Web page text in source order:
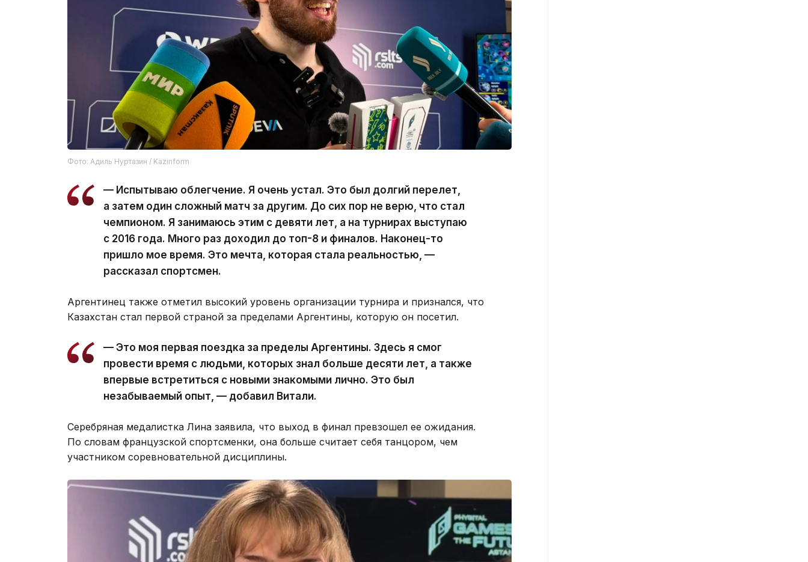
Фото: Адиль Нуртазин / Kazinform
— Испытываю облегчение. Я очень устал. Это был долгий перелет,
а затем один сложный матч за другим. До сих пор не верю, что стал
чемпионом. Я занимаюсь этим с девяти лет, а на турнирах выступаю
с 2016 года. Много раз доходил до топ-8 и финалов. Наконец-то
пришло мое время. Это мечта, которая стала реальностью, —
рассказал спортсмен.
Аргентинец также отметил высокий уровень организации турнира и признался, что
Казахстан стал первой страной за пределами Аргентины, которую он посетил.
— Это моя первая поездка за пределы Аргентины. Здесь я смог
провести время с людьми, которых знал больше десяти лет, а также
впервые встретиться с новыми знакомыми лично. Это был
незабываемый опыт, — добавил Витали.
Серебряная медалистка Лина заявила, что выход в финал превзошел ее ожидания.
По словам французской спортсменки, она больше считает себя танцором, чем
участником соревновательной дисциплины.